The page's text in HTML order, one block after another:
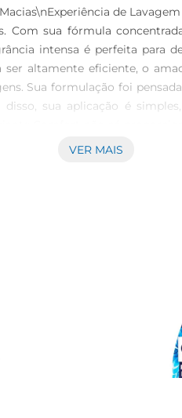
de
sua fórmula
intensa é perfeita para
altamente eficiente, o
Sua formulação foi
sua aplicação é
útil para tecidos mais
suas roupas.
VER MAIS